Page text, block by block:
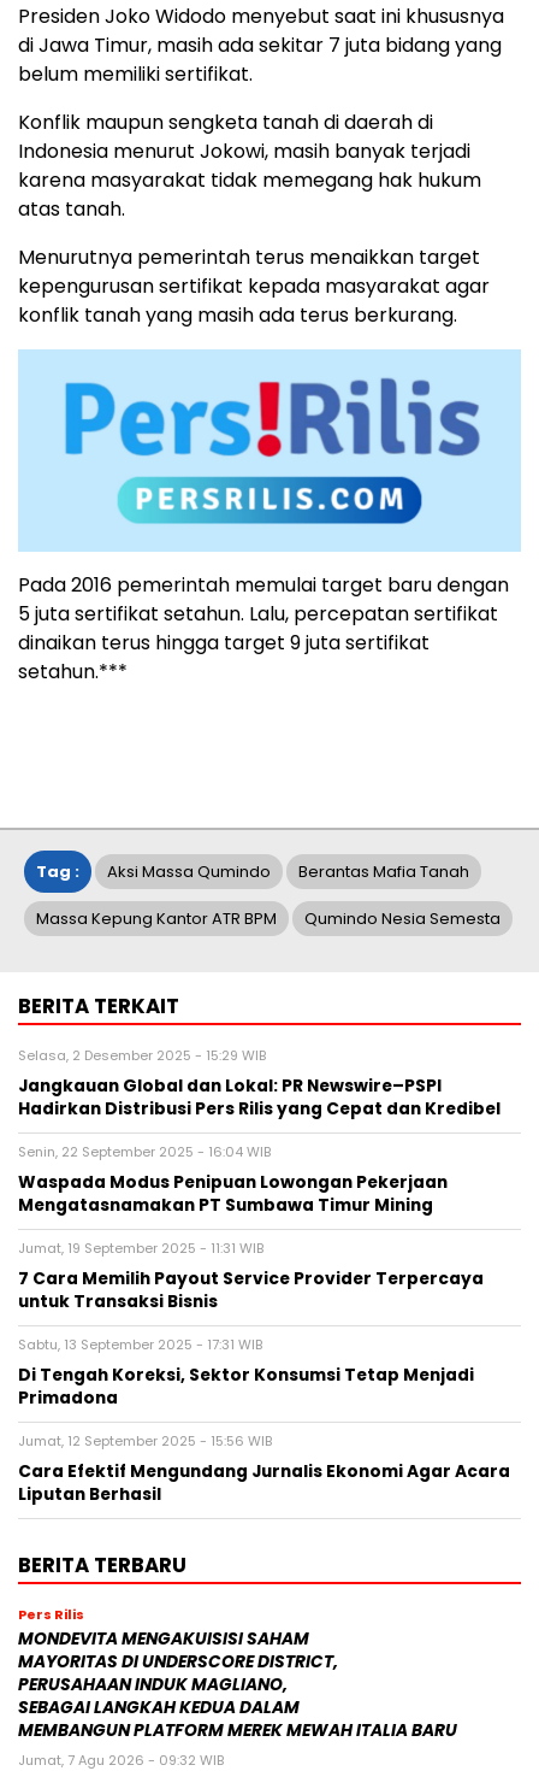
Presiden Joko Widodo menyebut saat ini khususnya
di Jawa Timur, masih ada sekitar 7 juta bidang yang
belum memiliki sertifikat.
Konflik maupun sengketa tanah di daerah di
Indonesia menurut Jokowi, masih banyak terjadi
karena masyarakat tidak memegang hak hukum
atas tanah.
Menurutnya pemerintah terus menaikkan target
kepengurusan sertifikat kepada masyarakat agar
konflik tanah yang masih ada terus berkurang.
Pada 2016 pemerintah memulai target baru dengan
5 juta sertifikat setahun. Lalu, percepatan sertifikat
dinaikan terus hingga target 9 juta sertifikat
setahun.***
Tag : Aksi Massa Qumindo Berantas Mafia Tanah
Massa Kepung Kantor ATR BPM Qumindo Nesia Semesta
BERITA TERKAIT
Selasa, 2 Desember 2025 - 15:29 WIB
Jangkauan Global dan Lokal: PR Newswire–PSPI
Hadirkan Distribusi Pers Rilis yang Cepat dan Kredibel
Senin, 22 September 2025 - 16:04 WIB
Waspada Modus Penipuan Lowongan Pekerjaan
Mengatasnamakan PT Sumbawa Timur Mining
Jumat, 19 September 2025 - 11:31 WIB
7 Cara Memilih Payout Service Provider Terpercaya
untuk Transaksi Bisnis
Sabtu, 13 September 2025 - 17:31 WIB
Di Tengah Koreksi, Sektor Konsumsi Tetap Menjadi
Primadona
Jumat, 12 September 2025 - 15:56 WIB
Cara Efektif Mengundang Jurnalis Ekonomi Agar Acara
Liputan Berhasil
BERITA TERBARU
Pers Rilis
MONDEVITA MENGAKUISISI SAHAM
MAYORITAS DI UNDERSCORE DISTRICT,
PERUSAHAAN INDUK MAGLIANO,
SEBAGAI LANGKAH KEDUA DALAM
MEMBANGUN PLATFORM MEREK MEWAH ITALIA BARU
Jumat, 7 Agu 2026 - 09:32 WIB